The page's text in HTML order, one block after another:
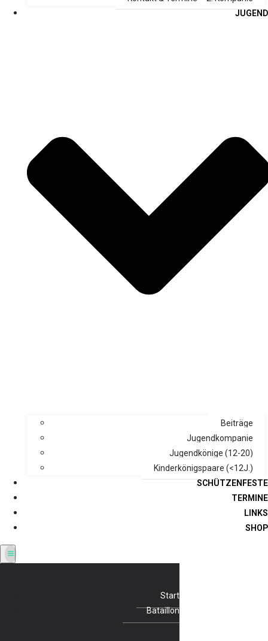
JUGEND
Beiträge
Jugendkompanie
Jugendkönige (12-20)
Kinderkönigspaare (<12J.)
SCHÜTZENFESTE
TERMINE
LINKS
SHOP
Start
Bataillon